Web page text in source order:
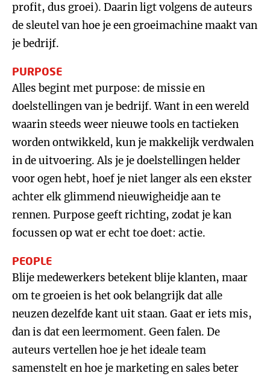
profit, dus groei). Daarin ligt volgens de auteurs
de sleutel van hoe je een groeimachine maakt van
je bedrijf.
PURPOSE
Alles begint met purpose: de missie en
doelstellingen van je bedrijf. Want in een wereld
waarin steeds weer nieuwe tools en tactieken
worden ontwikkeld, kun je makkelijk verdwalen
in de uitvoering. Als je je doelstellingen helder
voor ogen hebt, hoef je niet langer als een ekster
achter elk glimmend nieuwigheidje aan te
rennen. Purpose geeft richting, zodat je kan
focussen op wat er echt toe doet: actie.
PEOPLE
Blije medewerkers betekent blije klanten, maar
om te groeien is het ook belangrijk dat alle
neuzen dezelfde kant uit staan. Gaat er iets mis,
dan is dat een leermoment. Geen falen. De
auteurs vertellen hoe je het ideale team
samenstelt en hoe je marketing en sales beter